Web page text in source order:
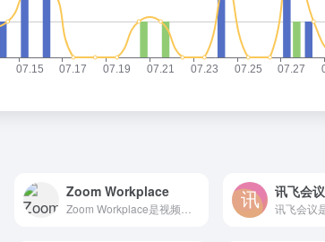
Zoom Workplace 讯飞会议